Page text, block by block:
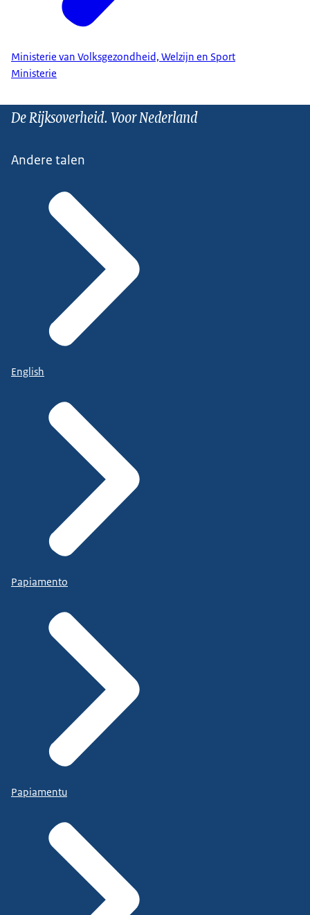
Ministerie van Volksgezondheid, Welzijn en Sport
Ministerie
De Rijksoverheid. Voor Nederland
Andere talen
English
Papiamento
Papiamentu